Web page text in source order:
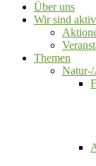
Über uns
Wir sind aktiv
Themen
Natur-/